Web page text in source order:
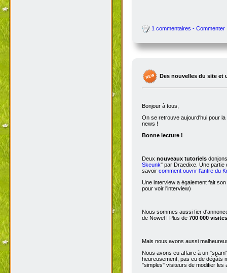
1 commentaires - Commenter
Des nouvelles du site
Bonjour à tous,
On se retrouve aujourd'hui pour
news !
Bonne lecture !
Deux nouveaux tutoriels
Skeunk" par Draedixe. Une partie
savoir comment ouvrir l'antre du
Une interview a également fait
pour voir l'interview)
Nous sommes aussi fier
de Nowel ! Plus de 700 000 visites
Mais nous avons aussi
Nous avons eu affaire à un
heureusement, pas eu de dégâts
"simples" visiteurs de modifier